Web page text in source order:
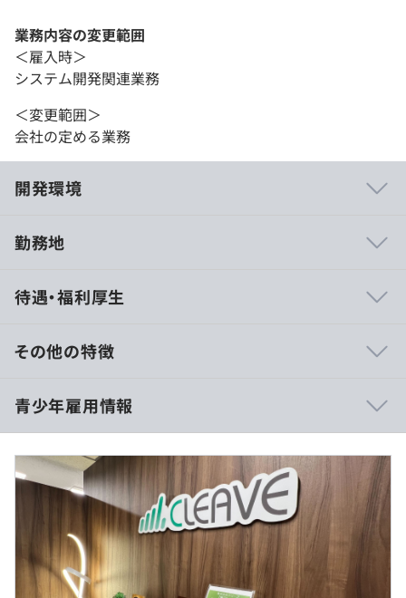
業務内容の変更範囲
＜雇入時＞
システム開発関連業務
＜変更範囲＞
会社の定める業務
開発環境
プログラミングの技術研修を入社前はオンライン、入社後
Java、SQL 、HTML 、CSS 、JavaScript などの基礎から
学び、開発演習まで行います。（想定工数合計：292 時
また、入社後はビジネススキル研修も行います。
【2】キャリアステップ
20代はローテーションを通して様々な経験を積みなが
ら、会社との定期的な面談をすることによって目標設定・
達成力を養います。
30代以降では理想とするキャリアにより近づけるよう、
その後のキャリアプランについて会社と本人ですり合わせ
る機会を設けます。
勤務地
待遇・福利厚生
・基本給には固定残業（18時間分）：26,168円を含む
・固定残業時間を超えた場合は超過分を支給
・固定残業時間は昇給とともに40時間まで上昇する
（※ 想定年収は年収提示額を保証するものではありません）
その他の特徴
青少年雇用情報
過去３年間の新卒採用者数・離職者数
前年度 採用者数28人 離職者数5人
2年度前 採用者数26人 離職者数7人
3年度前 採用者数23人 離職者数15人
過去３年間の新卒採用者数の男女別人数